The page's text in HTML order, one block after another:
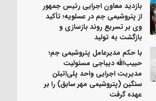
بازدید معاون اجرایی رئیس جمهور
از پتروشیمی جم در عسلویه؛ تأکید
وی بر تسریع روند بازسازی و
بازگشت به تولید
با حکم مدیرعامل پتروشیمی جم؛
حبیب‌الله دیباجی مسئولیت
مدیریت اجرایی واحد پلی‌اتیلن
سنگین (پتروشیمی مهر سابق) را بر
عهده گرفت